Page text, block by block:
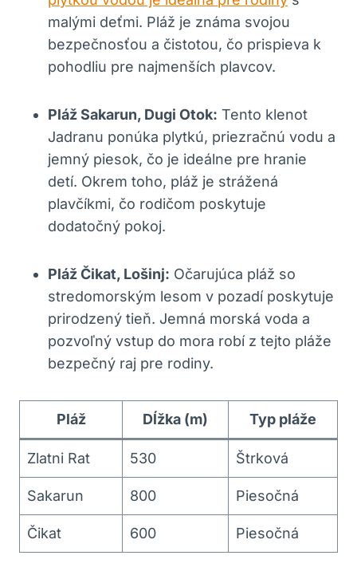
malými deťmi. Pláž je známa svojou
bezpečnosťou a čistotou, čo prispieva k
pohodliu pre najmenších plavcov.
Pláž Sakarun, Dugi Otok: Tento klenot
Jadranu ponúka plytkú, priezračnú vodu a
jemný piesok, čo je ideálne pre hranie
detí. Okrem toho, pláž je strážená
plavčíkmi, čo rodičom poskytuje
dodatočný pokoj.
Pláž Čikat, Lošinj: Očarujúca pláž so
stredomorským lesom v pozadí poskytuje
prirodzený tieň. Jemná morská voda a
pozvoľný vstup do mora robí z tejto pláže
bezpečný raj pre rodiny.
Pláž Dĺžka (m) Typ pláže
Zlatni Rat 530 Štrková
Sakarun 800 Piesočná
Čikat 600 Piesočná